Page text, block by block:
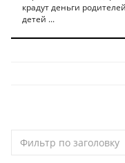
крадут деньги
детей ...
по